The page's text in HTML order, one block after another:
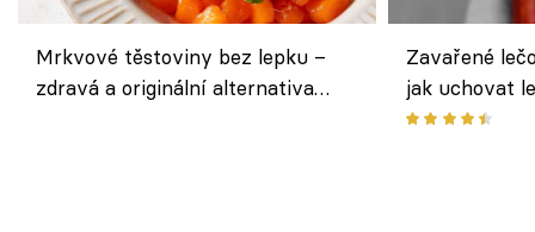
Mrkvové těstoviny bez lepku –
zdravá a originální alternativa
Zavařené
jak uchovat